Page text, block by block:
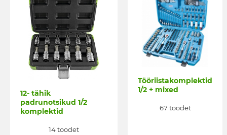
12- tähik
padrunotsikud 1/2
komplektid
14 toodet
Tööriistakomplektid
1/2 + mixed
67 toodet